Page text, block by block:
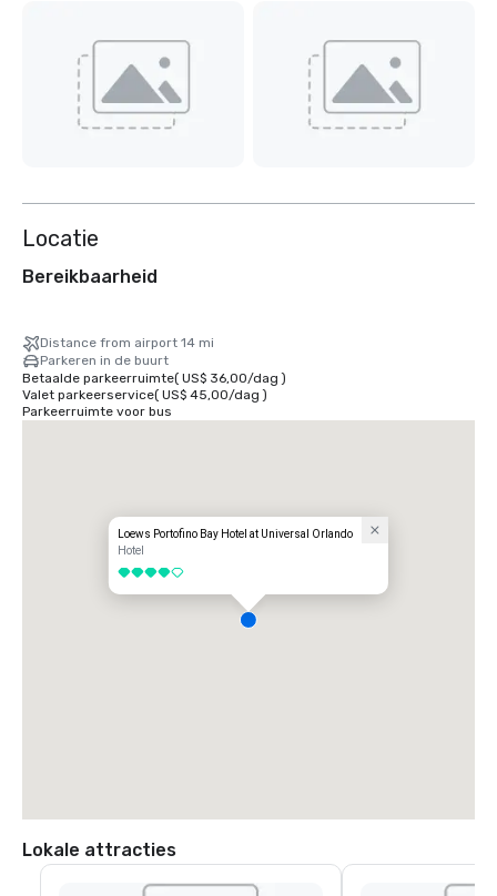
Locatie
Bereikbaarheid
Distance from airport 14 mi
Parkeren in de buurt
Betaalde parkeerruimte( US$ 36,00/dag )
Valet parkeerservice( US$ 45,00/dag )
Parkeerruimte voor bus
Loews Portofino Bay Hotel at Universal Orlando
Hotel
4 van 5
Lokale attracties